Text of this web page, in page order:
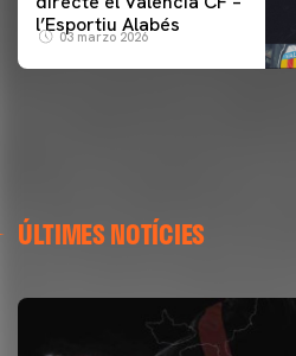
l’Esportiu Alabés
03 marzo 2026
ÚLTIMES NOTÍCIES